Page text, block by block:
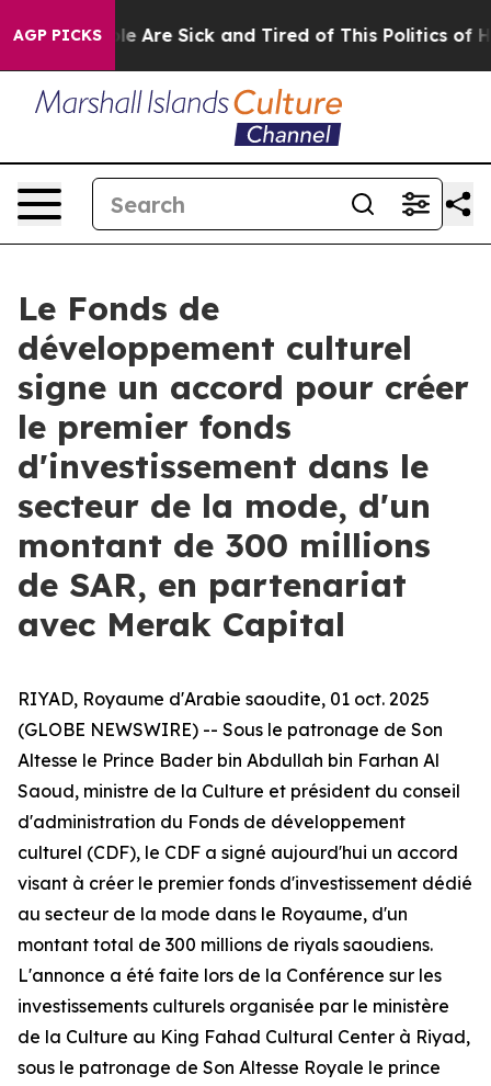
AGP PICKS
“People Are Sick and Tired of This Politics of
Le Fonds de
développement culturel
signe un accord pour créer
le premier fonds
d'investissement dans le
secteur de la mode, d'un
montant de 300 millions
de SAR, en partenariat
avec Merak Capital
RIYAD, Royaume d'Arabie saoudite, 01 oct. 2025
(GLOBE NEWSWIRE) -- Sous le patronage de Son
Altesse le Prince Bader bin Abdullah bin Farhan Al
Saoud, ministre de la Culture et président du conseil
d'administration du Fonds de développement
culturel (CDF), le CDF a signé aujourd'hui un accord
visant à créer le premier fonds d'investissement dédié
au secteur de la mode dans le Royaume, d'un
montant total de 300 millions de riyals saoudiens.
L'annonce a été faite lors de la Conférence sur les
investissements culturels organisée par le ministère
de la Culture au King Fahad Cultural Center à Riyad,
sous le patronage de Son Altesse Royale le prince